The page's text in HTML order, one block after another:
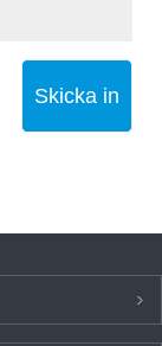
Skicka in